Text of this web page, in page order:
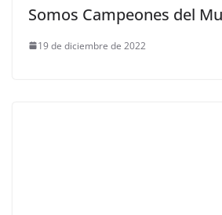
Somos Campeones del
19 de diciembre de 2022